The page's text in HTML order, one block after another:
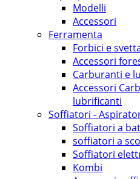
Modelli
Accessori
Ferramenta
Forbici e
Accessori
Carburanti e
Accessori
lubrificanti
Soffiatori -
Soffiatori a
soffiatori a
Soffiatori
Kombi